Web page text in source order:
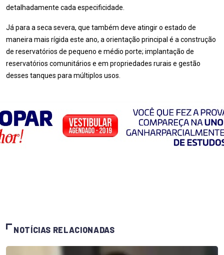
detalhadamente cada especificidade.
Já para a seca severa, que também deve atingir o estado de
maneira mais rígida este ano, a orientação principal é a construção
de reservatórios de pequeno e médio porte; implantação de
reservatórios comunitários e em propriedades rurais e gestão
desses tanques para múltiplos usos.
NOTÍCIAS RELACIONADAS